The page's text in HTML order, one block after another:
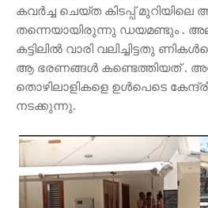
കവർച്ച ചെയ്ത കിടപ്പ് മുറിയിലെ
തന്നെയായിരുന്നു ഡയമണ്ടും .
കട്ടിലിൽ വാരി വലിച്ചിട്ടതു
ആ ഭരണങ്ങൾ കണ്ടെത്തിയത് .
തൊഴിലാളികളെ ഉൾപെടെ
നടക്കുന്നു.